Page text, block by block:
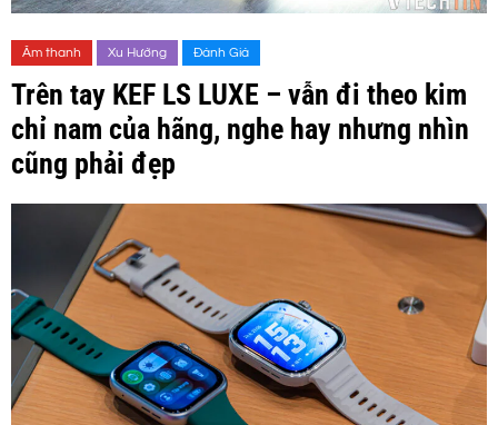
Âm thanh Xu Hướng Đánh Giá
Trên tay KEF LS LUXE – vẫn đi theo kim
chỉ nam của hãng, nghe hay nhưng nhìn
cũng phải đẹp